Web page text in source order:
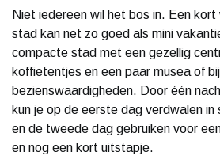
Niet iedereen wil het bos in. Een
stad kan net zo goed als mini
compacte stad met een gezellig
koffietentjes en een paar musea of
bezienswaardigheden. Door één
kun je op de eerste dag verdwalen
en de tweede dag gebruiken voor
en nog een kort uitstapje.